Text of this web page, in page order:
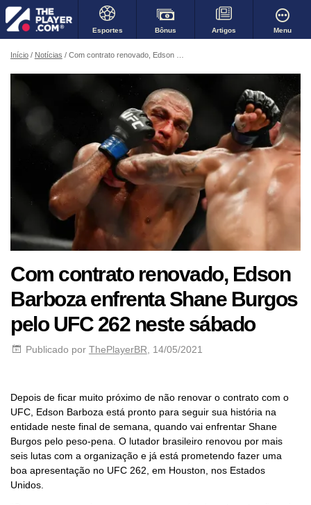
Esportes Bônus Artigos Menu
Início Notícias Com contrato renovado, Edson Barboza enfrenta Shane Burgos pelo UFC 262 neste sábado
Com contrato renovado, Edson
Barboza enfrenta Shane Burgos
pelo UFC 262 neste sábado
Publicado por ThePlayerBR , 14/05/2021
Depois de ficar muito próximo de não renovar o contrato com o
UFC, Edson Barboza está pronto para seguir sua história na
entidade neste final de semana, quando vai enfrentar Shane
Burgos pelo peso-pena. O lutador brasileiro renovou por mais
seis lutas com a organização e já está prometendo fazer uma
boa apresentação no UFC 262, em Houston, nos Estados
Unidos.